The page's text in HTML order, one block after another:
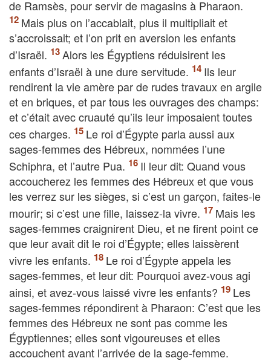
de Ramsès, pour servir de magasins à Pharaon.
Mais plus on l’accablait, plus il multipliait et
s’accroissait; et l’on prit en aversion les enfants
d’Israël.
Alors les Égyptiens réduisirent les
enfants d’Israël à une dure servitude.
Ils leur
rendirent la vie amère par de rudes travaux en argile
et en briques, et par tous les ouvrages des champs:
et c’était avec cruauté qu’ils leur imposaient toutes
ces charges.
Le roi d’Égypte parla aussi aux
sages-femmes des Hébreux, nommées l’une
Schiphra, et l’autre Pua.
Il leur dit: Quand vous
accoucherez les femmes des Hébreux et que vous
les verrez sur les sièges, si c’est un garçon, faites-le
mourir; si c’est une fille, laissez-la vivre.
Mais les
sages-femmes craignirent Dieu, et ne firent point ce
que leur avait dit le roi d’Égypte; elles laissèrent
vivre les enfants.
Le roi d’Égypte appela les
sages-femmes, et leur dit: Pourquoi avez-vous agi
ainsi, et avez-vous laissé vivre les enfants?
Les
sages-femmes répondirent à Pharaon: C’est que les
femmes des Hébreux ne sont pas comme les
Égyptiennes; elles sont vigoureuses et elles
accouchent avant l’arrivée de la sage-femme.